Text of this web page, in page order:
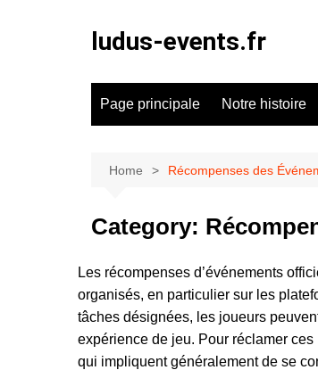
ludus-events.fr
Page principale Notre histoire
Home Récompenses des
Category:
Les récompenses d’événements
organisés, en particulier sur les
tâches désignées, les joueurs
expérience de jeu. Pour réclamer
qui impliquent généralement de se